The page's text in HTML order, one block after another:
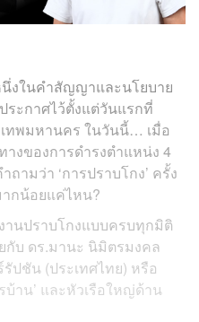
งในคำสัญญาและนโยบาย
ะกาศไว้ตั้งแต่วันแรกที่
ทพมหานคร ในวันนี้… เมื่อ
งของการดำรงตำแหน่ง 4
ามว่า ‘การปราบโกง’ ครั้ง
กน้อยแค่ไหน?
านปราบโกงแบบครบทุกมิติ
กับ ดร.มานะ นิมิตรมงคล
ปชัน (ประเทศไทย) หรือ
บ้าน’ และหัวเรือใหญ่ด้าน